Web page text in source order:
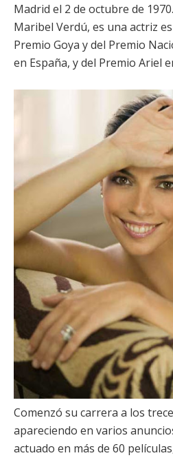
Madrid el 2 de octubre de
Maribel Verdú, es una actriz
Premio Goya y del Premio
en España, y del Premio Ariel
Comenzó su carrera a los
apareciendo en varios
actuado en más de 60